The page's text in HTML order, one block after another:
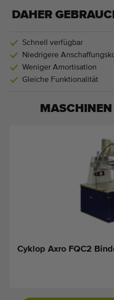
DAHER
Schnell verfügbar
Niedrigere
Weniger Amortisation
Gleiche Funktionalität
Cyklop Axro FQC2